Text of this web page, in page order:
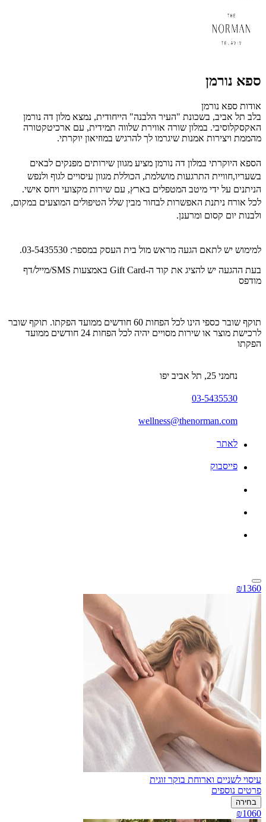
ספא נורמן
אודות ספא נורמן
בלב תל אביב, בשכונת "העיר הלבנה" הייחודית, נמצא מלון דה נורמן
האקסקלוסיבי. במלון שורה אווירת שלווה תמידית, עם ארכיטקטורה
מהממת ויצירות אמנות שיגרמו לך להרגיש במוזיאון יוקרתי.
הספא היוקרתי במלון דה נורמן מציע מגוון שירותים מפנקים לבאים
בשעריו,חוויית התרגעות מושלמת, הכוללת מגוון עיסויים לגוף ולנפש
הניתנים על ידי מיטב המטפלים בארץ, עם שירות מקצועי ויחס אישי.
לכל אורח ניתנת האפשרות לבחור מבין שלל הטיפולים המוצעים במקום,
ולבנות יום קסום ומרענן.
למימוש יש לתאם הגעה מראש מול בית העסק במספר: 03-5435530
.
בעת ההגעה יש להציג
את קוד ה-Gift Card באמצעות SMS/מייל/דף
מודפס
תוקף שובר כספי הינו לכל הפחות 60 חודשים ממועד הפקתו. תוקף שובר
לרכישת מוצר או שירות מסויים יהיה לכל הפחות 24 חודשים ממועד
הפקתו
נחמני 25, תל אביב יפו
03-5435530
wellness@thenorman.com
לאתר
פייסבוק
₪1360
עיסוי לשניים וארוחת בוקר זוגית
פרטים נוספים
בחירה
₪1060